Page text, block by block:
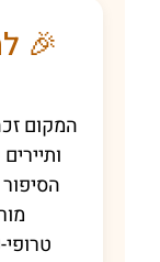
🎉
המקום